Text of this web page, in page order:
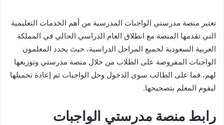
تعتبر منصة مدرستي الواجبات المدرسية من أهم الخدمات التعليمية
التي تقدمها المنصة مع انطلاق العام الدراسي الحالي في المملكة
العربية السعودية لجميع المراحل الدراسية، حيث يحدد المعلمون
الواجبات المفروضة على الطلاب من خلال منصة مدرستي وتوزيعها
لهم، فما على الطالب سوى الدخول وحل الواجبات ثم إعادة تحميلها
ليقوم المعلم بتصحيحها.
رابط منصة مدرستي الواجبات